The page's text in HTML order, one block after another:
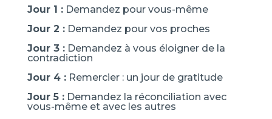
Jour 1 :Demandez pour vous-même
Jour 2 :Demandez pour vos proches
Jour 3 :Demandez à vous éloigner de la
contradiction
Jour 4 :Remercier : un jour de gratitude
Jour 5 :Demandez la réconciliation avec
vous-même et avec les autres